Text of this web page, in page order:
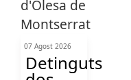
07 Agost 2026
Detinguts